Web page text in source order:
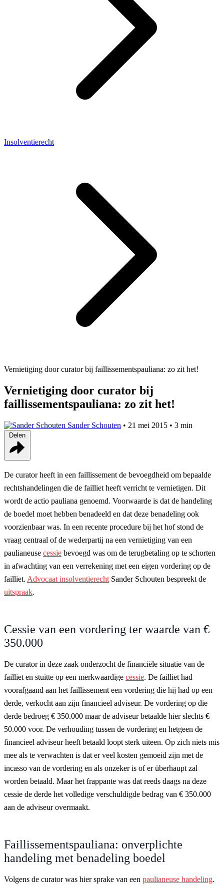
Insolventierecht
Vernietiging door curator bij faillissementspauliana: zo zit het!
Vernietiging door curator bij
faillissementspauliana: zo zit het!
Sander Schouten • 21 mei 2015 • 3 min
De curator heeft in een faillissement de bevoegdheid om bepaalde
rechtshandelingen die de failliet heeft verricht te vernietigen. Dit
wordt de actio pauliana genoemd. Voorwaarde is dat de handeling
de boedel moet hebben benadeeld en dat deze benadeling ook
voorzienbaar was. In een recente procedure bij het hof stond de
vraag centraal of de wederpartij na een vernietiging van een
paulianeuse cessie bevoegd was om de terugbetaling op te schorten
in afwachting van een verrekening met een eigen vordering op de
failliet. Advocaat insolventierecht Sander Schouten bespreekt de
uitspraak.
Cessie van een vordering ter waarde van €
350.000
De curator in deze zaak onderzocht de financiële situatie van de
failliet en stuitte op een merkwaardige cessie. De failliet had
voorafgaand aan het faillissement een vordering die hij had op een
derde, verkocht aan zijn financieel adviseur. De vordering op die
derde bedroeg € 350.000 maar de adviseur betaalde hier slechts €
50.000 voor. De verhouding tussen de vordering en hetgeen de
financieel adviseur heeft betaald loopt sterk uiteen. Op zich niets mis
mee als te verwachten is dat er veel kosten gemoeid zijn met de
incasso van de vordering en als onzeker is of er überhaupt zal
worden betaald. Maar het frappante was dat reeds daags na deze
cessie de derde het volledige verschuldigde bedrag van € 350.000
aan de adviseur overmaakt.
Faillissementspauliana: onverplichte
handeling met benadeling boedel
Volgens de curator was hier sprake van een paulianeuse handeling.